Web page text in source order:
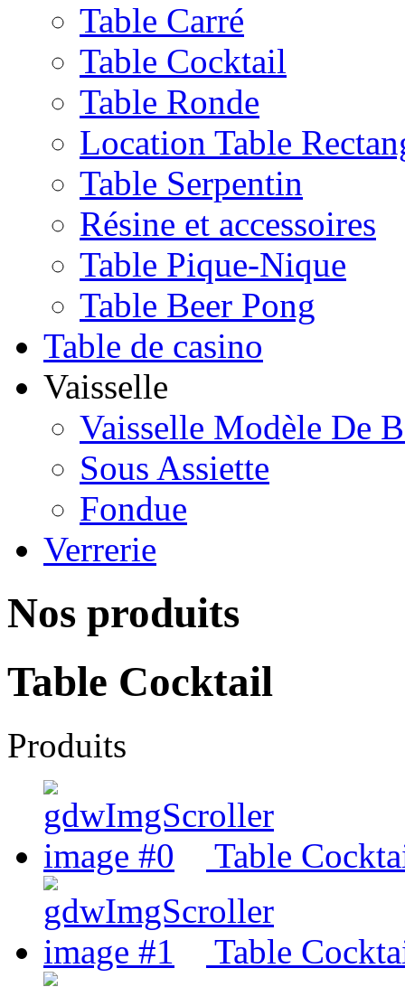
Table Carré
Table Cocktail
Table Ronde
Location Table
Table Serpentin
Résine et accessoires
Table Pique-Nique
Table Beer Pong
Table de casino
Vaisselle
Vaisselle Modèle De
Sous Assiette
Fondue
Verrerie
Nos produits
Table Cocktail
Produits
Table
Table